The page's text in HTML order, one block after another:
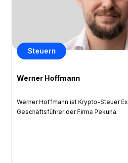
Steuern
Werner Hoffmann
Werner Hoffmann ist Krypto-Steuer
Geschäftsführer der Firma Pekuna.